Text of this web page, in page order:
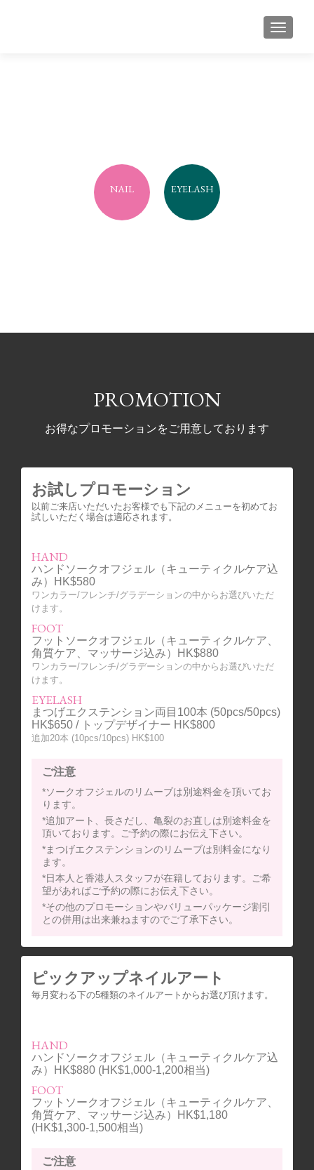
ナビゲ
NAIL EYELASH
PROMOTION
お得なプロモーションをご用意しております
お試しプロモーション
以前ご来店いただいたお客様でも下記のメニューを初めてお
試しいただく場合は適応されます。
HAND
ハンドソークオフジェル（キューティクルケア込
み）HK$580
ワンカラー/フレンチ/グラデーションの中からお選びいただ
けます。
FOOT
フットソークオフジェル（キューティクルケア、
角質ケア、マッサージ込み）HK$880
ワンカラー/フレンチ/グラデーションの中からお選びいただ
けます。
EYELASH
まつげエクステンション両目100本 (50pcs/50pcs)
HK$650 / トップデザイナー HK$800
追加20本 (10pcs/10pcs) HK$100
ご注意
*ソークオフジェルのリムーブは別途料金を頂いてお
ります。
*追加アート、長さだし、亀裂のお直しは別途料金を
頂いております。ご予約の際にお伝え下さい。
*まつげエクステンションのリムーブは別料金になり
ます。
*日本人と香港人スタッフが在籍しております。ご希
望があればご予約の際にお伝え下さい。
*その他のプロモーションやバリューパッケージ割引
との併用は出来兼ねますのでご了承下さい。
ピックアップネイルアート
毎月変わる下の5種類のネイルアートからお選び頂けます。
HAND
ハンドソークオフジェル（キューティクルケア込
み）HK$880 (HK$1,000-1,200相当)
FOOT
フットソークオフジェル（キューティクルケア、
角質ケア、マッサージ込み）HK$1,180
(HK$1,300-1,500相当)
ご注意